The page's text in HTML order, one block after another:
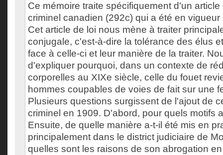
Ce mémoire traite spécifiquement d'un
criminel canadien (292c) qui a été en
Cet article de loi nous mène à traiter
conjugale, c'est-à-dire la tolérance des élus
face à celle-ci et leur manière de la traiter.
d'expliquer pourquoi, dans un contexte de
corporelles au XIXe siècle, celle du fouet
hommes coupables de voies de fait sur une
Plusieurs questions surgissent de l'ajout de
criminel en 1909. D'abord, pour quels motifs
Ensuite, de quelle manière a-t-il été mis en
principalement dans le district judiciaire de
quelles sont les raisons de son abrogation